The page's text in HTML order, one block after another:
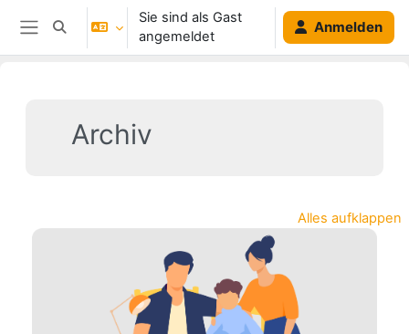
Zum Hauptinhalt
Website-Übersicht
Sucheingabe umschalten
Sie sind als Gast
angemeldet
Anmelden
Archiv
Alles aufklappen